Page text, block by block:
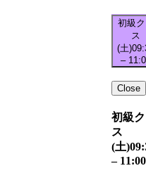
初級
ス
(土)
–
Close
初級
ス
(土)
– 11:00